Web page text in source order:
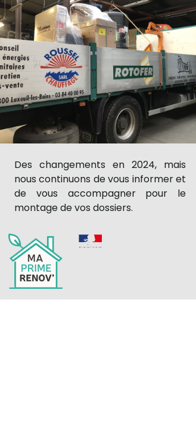
Des changements en 2024, mais
nous continuons de vous informer et
de vous accompagner pour le
montage de vos dossiers.